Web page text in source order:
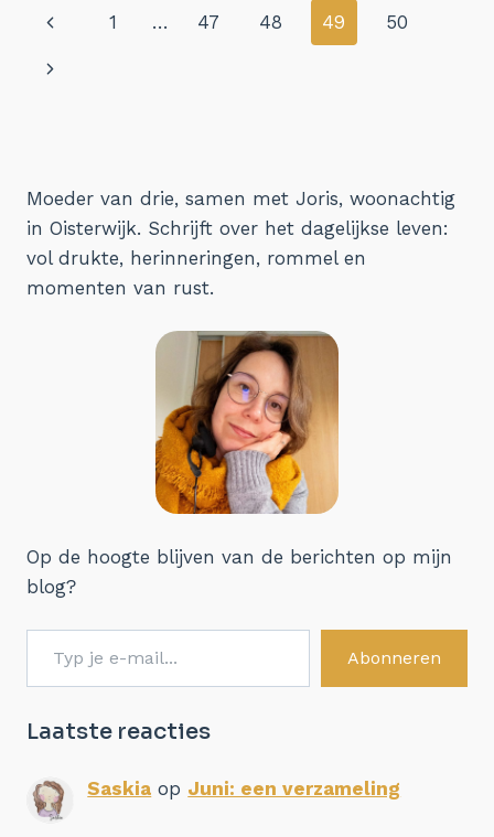
Paginanavigatie
Vorige
pagina
1 … 47 48 49 50
Volgende
Moeder van drie, samen met Joris, woonachtig
in Oisterwijk. Schrijft over het dagelijkse leven:
vol drukte, herinneringen, rommel en
momenten van rust.
Op de hoogte blijven van de berichten op mijn
blog?
Typ je e-mail...
Abonneren
Laatste reacties
Saskia op Juni: een verzameling